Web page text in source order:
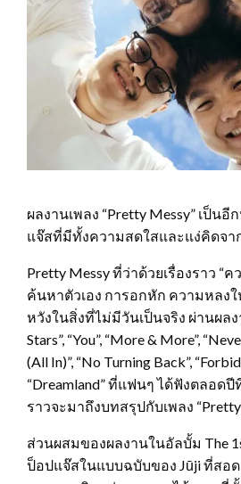
ผลงานเพลง “Pretty Messy” เป็น
แจ๊สที่มีทั้งความสดใสและแง่คิดจา
Pretty Messy ที่ว่าด้วยเรื่องราว “
ค้นหาตัวเอง การอกหัก ความหลง
หวังในสิ่งที่ไม่มีวันเป็นจริง ผ่านผลง
Stars”, “You”, “More & More”,
(All In)”, “No Turning Back”,
“Dreamland” ที่แฟนๆ ได้ฟังตลอด
ราวจะมาถึงบทสรุปกับเพลง “Pretty
ส่วนผสมของผลงานในอัลบั้ม The
ป็อปแจ๊สในแบบฉบับของ Jūji ที่สอ